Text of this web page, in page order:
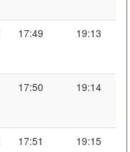
17:49 19:13
17:50 19:14
17:51 19:15